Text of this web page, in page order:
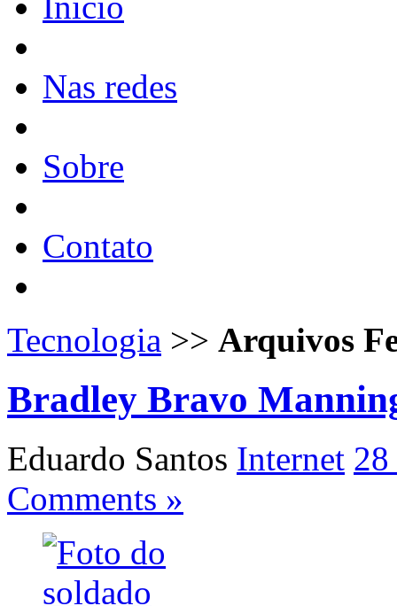
Nas redes
Sobre
Contato
Tecnologia >> Arquivos
Bradley Bravo
Eduardo Santos Internet 28
Comments »